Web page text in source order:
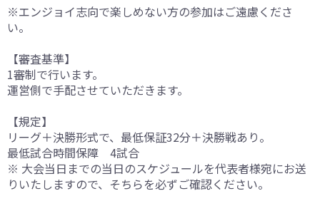
※エンジョイ志向で楽しめない方の参加はご遠慮くださ
い。
【審査基準】
1審制で行います。
運営側で手配させていただきます。
【規定】
リーグ＋決勝形式で、最低保証32分＋決勝戦あり。
最低試合時間保障 4試合
※ 大会当日までの当日のスケジュールを代表者様宛にお送
りいたしますので、そちらを必ずご確認ください。